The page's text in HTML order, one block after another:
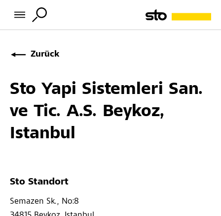
Zurück
Sto Yapi Sistemleri San.
ve Tic. A.S. Beykoz,
Istanbul
Sto Standort
Semazen Sk., No:8